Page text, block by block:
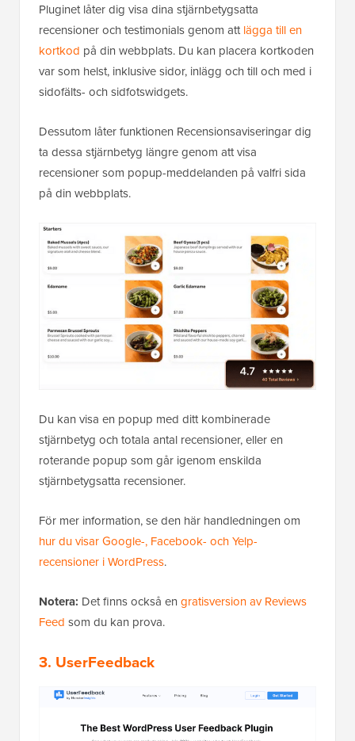
Pluginet låter dig visa dina stjärnbetygsatta
recensioner och testimonials genom attlägga till en
kortkod på din webbplats. Du kan placera kortkoden
var som helst, inklusive sidor, inlägg och till och med i
sidofälts- och sidfotswidgets.
Dessutom låter funktionen Recensionsaviseringar dig
ta dessa stjärnbetyg längre genom att visa
recensioner som popup-meddelanden på valfri sida
på din webbplats.
Du kan visa en popup med ditt kombinerade
stjärnbetyg och totala antal recensioner, eller en
roterande popup som går igenom enskilda
stjärnbetygsatta recensioner.
För mer information, se den här handledningen om
hur du visar Google-, Facebook- och Yelp-
recensioner i WordPress.
Notera: Det finns också en gratisversion av Reviews
Feed som du kan prova.
3. UserFeedback